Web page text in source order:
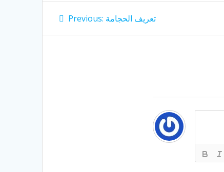
Post
navigation
Previous: Previous
تعريف الحجامة